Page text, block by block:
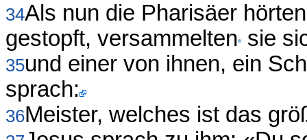
34Als nun die Pharisäer
gestopft, versammelten sie
35und einer von ihnen, ein
sprach:
36Meister, welches ist das